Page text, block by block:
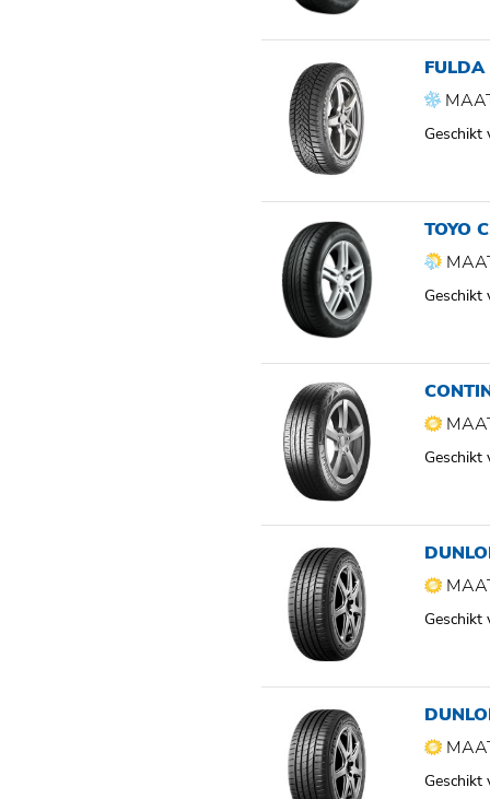
FULDA
Geschikt
TOYO
Geschikt
Geschikt
Geschikt
Geschikt